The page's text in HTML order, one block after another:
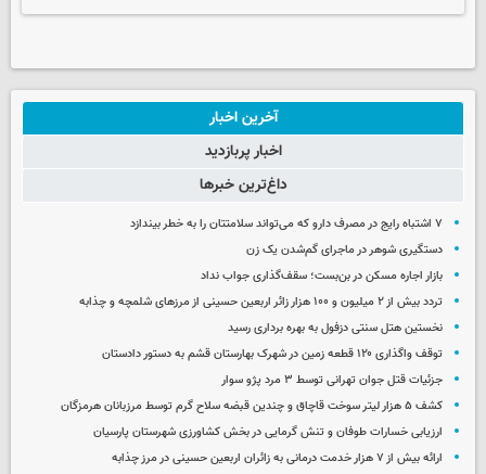
آخرین اخبار
اخبار پربازدید
داغ‌ترین خبرها
۷ اشتباه رایج در مصرف دارو که می‌تواند سلامتتان را به خطر بیندازد
دستگیری شوهر در ماجرای گم‌شدن یک زن
بازار اجاره مسکن در بن‌بست؛ سقف‌گذاری جواب نداد
تردد بیش از ۲ میلیون و ۱۰۰ هزار زائر اربعین حسینی از مرزهای شلمچه و چذابه
نخستین هتل سنتی دزفول به بهره برداری رسید
توقف واگذاری ۱۲۰ قطعه زمین در شهرک بهارستان قشم به دستور دادستان
جزئیات قتل جوان تهرانی توسط ۳ مرد پژو سوار
کشف ۵ هزار لیتر سوخت قاچاق و چندین قبضه سلاح گرم توسط مرزبانان هرمزگان
ارزیابی خسارات طوفان و تنش گرمایی در بخش کشاورزی شهرستان پارسیان
ارائه بیش از ۷ هزار خدمت درمانی به زائران اربعین حسینی در مرز چذابه